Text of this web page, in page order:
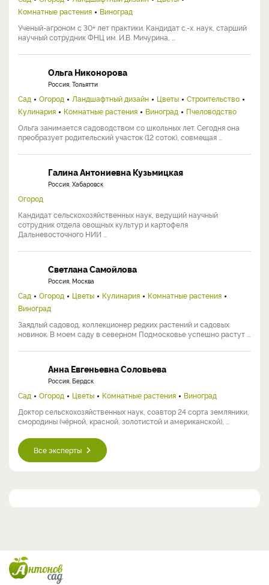
Комнатные растения
Виноград
Ученый-агроном с 30+ лет практики. Кандидат с.-х. наук, старший
научный сотрудник ФНЦ им. И.В. Мичурина, ...
Ольга Никонорова
Россия, Тольятти
Сад Огород Ландшафтный дизайн Цветы
Строительство
Кулинария
Комнатные растения Виноград
Пчеловодство
Ольга занимается садоводством со школьных лет. Сегодня она
преобразует родительский участок (12 соток), совмещая ...
Галина Антониевна Кузьмицкая
Россия, Хабаровск
Огород
Кандидат сельскохозяйственных наук, ведущий научный
сотрудник отдела овощных культур и картофеля
Дальневосточного НИИ ...
Светлана Самойлова
Россия, Москва
Сад Огород Цветы Кулинария
Комнатные растения
Виноград
Заядлый садовод, коллекционер редких растений и садовых
новинок. В моем саду в северном Подмосковье успешно растут ...
Анна Евгеньевна Соловьева
Россия, Бердск
Сад Огород Цветы Комнатные растения
Виноград
Доктор сельскохозяйственных наук, соавтор 24 сорта земляники,
смородины (чёрной, красной, золотистой и американской), ...
Все эксперты